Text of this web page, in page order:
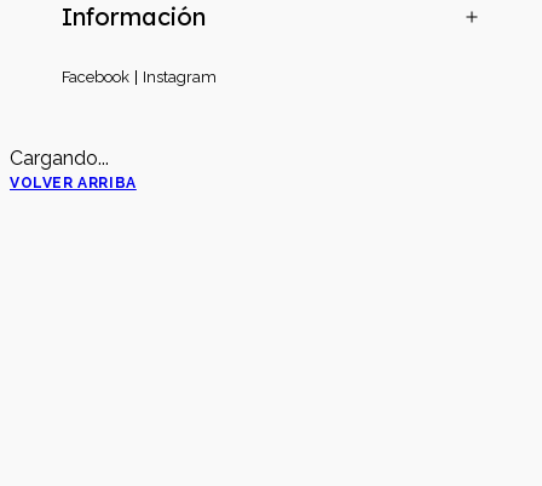
Información
Facebook Instagram
Cargando...
VOLVER ARRIBA